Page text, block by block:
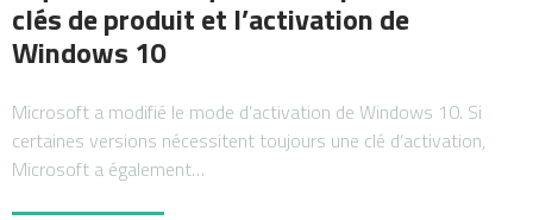
clés de produit et l’activation de
Windows 10
Microsoft a modifié le mode d’activation de Windows 10. Si
certaines versions nécessitent toujours une clé d’activation,
Microsoft a également…